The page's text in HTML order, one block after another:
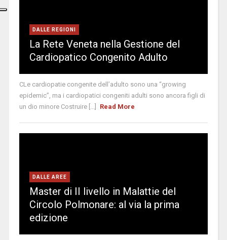
DALLE REGIONI
La Rete Veneta nella Gestione del
Cardiopatico Congenito Adulto
CLe cardiopatie congenite dell’adulto sono una “growing
epidemic”, ma i cardiopatici congeniti adulti sono ancora figli di
un dio minore Costruire [...]
Read More
DALLE AREE
Master di II livello in Malattie del
Circolo Polmonare: al via la prima
edizione